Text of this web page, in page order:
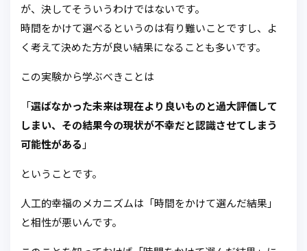
が、決してそういうわけではないです。
時間をかけて選べるというのは有り難いことですし、よ
く考えて決めた方が良い結果になることも多いです。
この実験から学ぶべきことは
「選ばなかった未来は現在より良いものと過大評価して
しまい、その結果今の現状が不幸だと認識させてしまう
可能性がある 」
ということです。
人工的幸福のメカニズムは「時間をかけて選んだ結果」
と相性が悪いんです。